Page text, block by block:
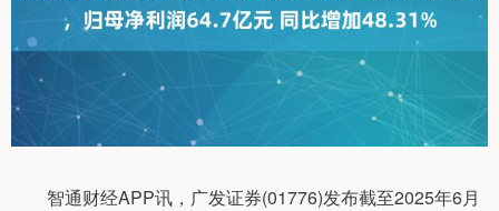
智通财经APP讯，广发证券(01776)发布截至2025年6月